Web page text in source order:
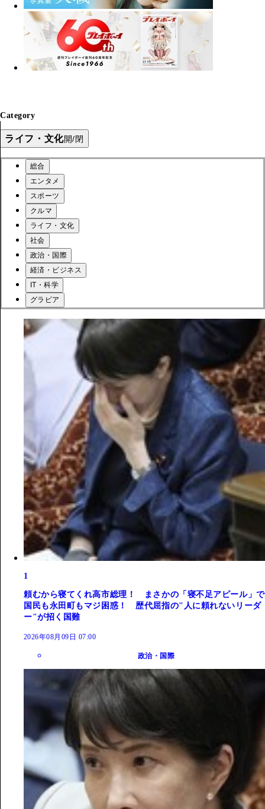
Category
ライフ・文化開/閉
総合
エンタメ
スポーツ
クルマ
ライフ・文化
社会
政治・国際
経済・ビジネス
IT・科学
グラビア
1
頼むから寝てくれ高市総理！ まさかの「寝不足アピール」で
国民も永田町もマジ困惑！ 歴代屈指の"人に頼れないリーダ
ー"が招く国難
2026年08月09日 07:00
政治・国際